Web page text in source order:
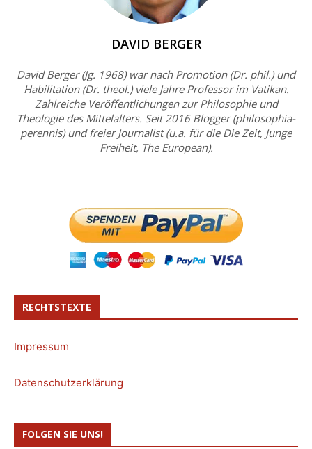
DAVID BERGER
David Berger (Jg. 1968) war nach Promotion (Dr. phil.) und
Habilitation (Dr. theol.) viele Jahre Professor im Vatikan.
Zahlreiche Veröffentlichungen zur Philosophie und
Theologie des Mittelalters. Seit 2016 Blogger (philosophia-
perennis) und freier Journalist (u.a. für die Die Zeit, Junge
Freiheit, The European).
RECHTSTEXTE
Impressum
Datenschutzerklärung
FOLGEN SIE UNS!